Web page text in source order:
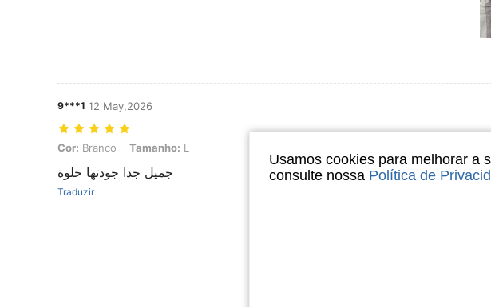
9***1 12 May,2026
Cor: Branco, Tamanho: L
Cor: Branco Tamanho: L
جميل جدا جودتها حلوة
Traduzir
Usamos cookies para melhorar a
consulte nossa Política de